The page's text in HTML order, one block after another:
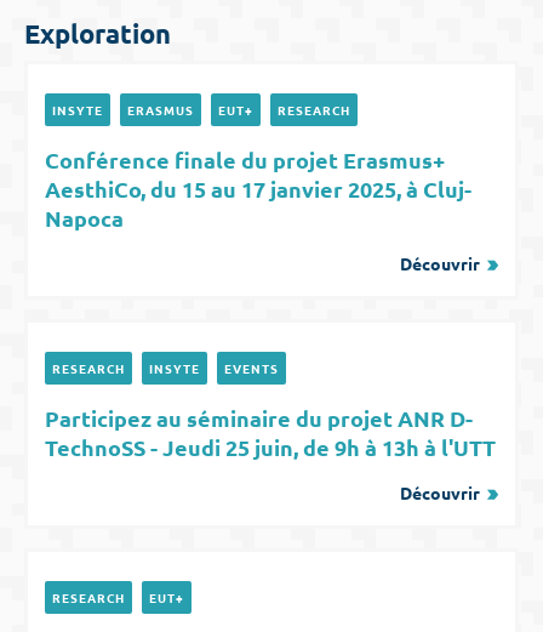
Exploration
INSYTE ERASMUS EUT+ RESEARCH
Conférence finale du projet Erasmus+
AesthiCo, du 15 au 17 janvier 2025, à Cluj-
Napoca
Découvrir
RESEARCH INSYTE EVENTS
Participez au séminaire du projet ANR D-
TechnoSS - Jeudi 25 juin, de 9h à 13h à l'UTT
Découvrir
RESEARCH EUT+